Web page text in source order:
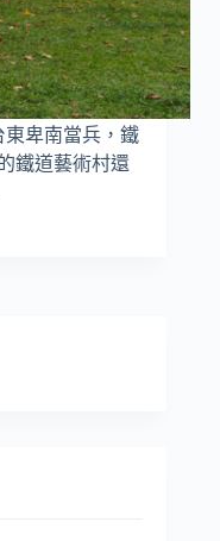
東卑南當兵，鐵
鐵道藝術村還